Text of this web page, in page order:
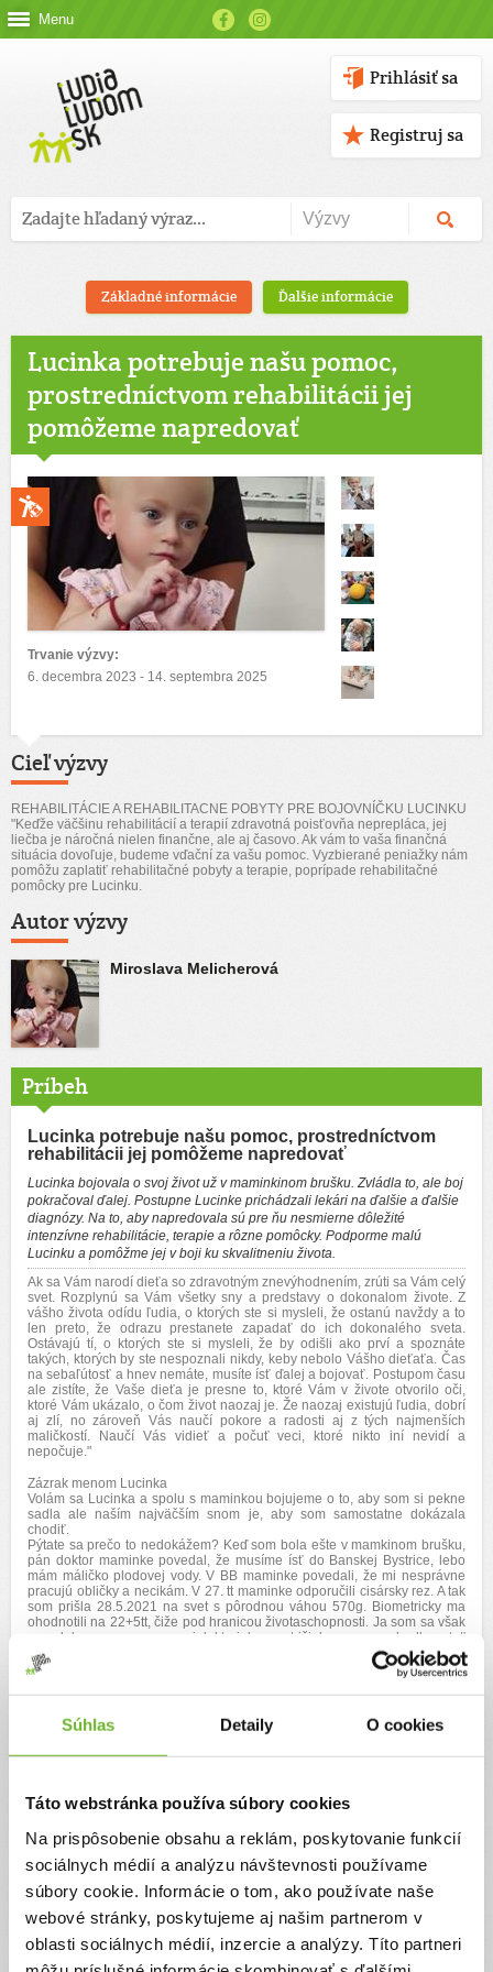
Súhlas Detaily O cookies
Táto webstránka používa súbory cookies
Na prispôsobenie obsahu a reklám, poskytovanie funkcií
sociálnych médií a analýzu návštevnosti používame
súbory cookie. Informácie o tom, ako používate naše
webové stránky, poskytujeme aj našim partnerom v
oblasti sociálnych médií, inzercie a analýzy. Títo partneri
Menu
Prihlásiť sa
Registruj sa
Základné informácie Ďalšie informácie
Lucinka potrebuje našu pomoc,
prostredníctvom rehabilitácii jej
pomôžeme napredovať
Trvanie výzvy:
6. decembra 2023 - 14. septembra 2025
Cieľ výzvy
REHABILITÁCIE A REHABILITACNE POBYTY PRE BOJOVNÍČKU LUCINKU
"Keďže väčšinu rehabilitácií a terapií zdravotná poisťovňa neprepláca, jej
liečba je náročná nielen finančne, ale aj časovo. Ak vám to vaša finančná
situácia dovoľuje, budeme vďační za vašu pomoc. Vyzbierané peniažky nám
pomôžu zaplatiť rehabilitačné pobyty a terapie, poprípade rehabilitačné
pomôcky pre Lucinku.
Autor výzvy
Miroslava Melicherová
Príbeh
Lucinka potrebuje našu pomoc, prostredníctvom
rehabilitácii jej pomôžeme napredovať
Lucinka bojovala o svoj život už v maminkinom brušku. Zvládla to, ale boj
pokračoval ďalej. Postupne Lucinke prichádzali lekári na ďalšie a ďalšie
diagnózy. Na to, aby napredovala sú pre ňu nesmierne dôležité
intenzívne rehabilitácie, terapie a rôzne pomôcky. Podporme malú
Lucinku a pomôžme jej v boji ku skvalitneniu života.
Ak sa Vám narodí dieťa so zdravotným znevýhodnením, zrúti sa Vám celý
svet. Rozplynú sa Vám všetky sny a predstavy o dokonalom živote. Z
vášho života odídu ľudia, o ktorých ste si mysleli, že ostanú navždy a to
len preto, že odrazu prestanete zapadať do ich dokonalého sveta.
Ostávajú tí, o ktorých ste si mysleli, že by odišli ako prví a spoznáte
takých, ktorých by ste nespoznali nikdy, keby nebolo Vášho dieťaťa. Čas
na sebaľútosť a hnev nemáte, musíte ísť ďalej a bojovať. Postupom času
ale zistíte, že Vaše dieťa je presne to, ktoré Vám v živote otvorilo oči,
ktoré Vám ukázalo, o čom život naozaj je. Že naozaj existujú ľudia, dobrí
aj zlí, no zároveň Vás naučí pokore a radosti aj z tých najmenších
maličkostí. Naučí Vás vidieť a počuť veci, ktoré nikto iní nevidí a
nepočuje."
Zázrak menom Lucinka
Volám sa Lucinka a spolu s maminkou bojujeme o to, aby som si pekne
sadla ale naším najväčším snom je, aby som samostatne dokázala
chodiť.
Pýtate sa prečo to nedokážem? Keď som bola ešte v mamkinom brušku,
pán doktor maminke povedal, že musíme ísť do Banskej Bystrice, lebo
mám máličko plodovej vody. V BB maminke povedali, že mi nesprávne
pracujú obličky a necikám. V 27. tt maminke odporučili cisársky rez. A tak
som prišla 28.5.2021 na svet s pôrodnou váhou 570g. Biometricky ma
ohodnotili na 22+5tt, čiže pod hranicou životaschopnosti. Ja som sa však
nevzdala a s pomocou pani doktoriek a sestričiek som sa rozhodla ostať
s mojou maminkou. V BB ma vypiplali, obskakovali, kŕmili, podstúpila
som vitamínoterapiu. Potom ma previezli do nemocnice v Rimavskej
tam jesť ani vitamíny neboli také ako v BB. Domov za maminkou a
sestričkou Peťkou som išla v septembri, už ako „veľkáčka“. V prepúšťacej
správe bolo napísané, že mám 2.5kg, no vážila som necelé 2kg.
sledovať ma mali na neurológii.
rehabilitačná v Lučenci stále sa vypytovala, či je všetko v poriadku, prečo
„univerzálnu odpoveď“: „Vážená mamička, čo od nej očakávate, je
som úplne normála, len potrebujem viac času. Maminka ma veľmi miluje,
tiež sa jej zdalo, že niečo nie je v poriadku ale keď lekári povedali... tak
im slepo a hlúpo dôverovala. Márne však čakala na moje prvé slová a
pokroky – kroky...
Mám anjela strážneho. Našťastie sa maminka už v nemocnici v BB
zoznámila s mojím anjelom strážnym, s Katkou (tiež má predčasniatko,
môjho naj kamoša Vladka). Katka nám vybavila rehabilitačný pobyt v